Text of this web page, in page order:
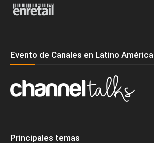
Evento de Canales en Latino América
Principales temas